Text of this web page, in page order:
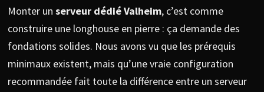
Monter un serveur dédié Valheim, c’est comme
construire une longhouse en pierre : ça demande des
fondations solides. Nous avons vu que les prérequis
minimaux existent, mais qu’une vraie configuration
recommandée fait toute la différence entre un serveur